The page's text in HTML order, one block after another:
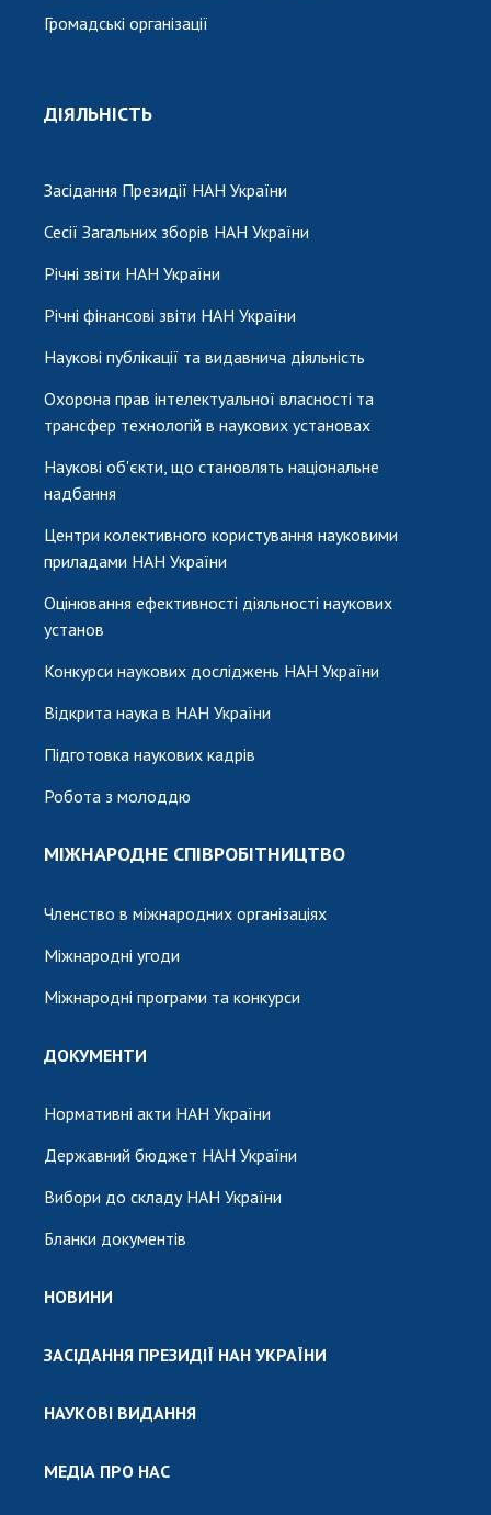
Громадські організації
ДІЯЛЬНІСТЬ
Засідання Президії НАН України
Сесії Загальних зборів НАН України
Річні звіти НАН України
Річні фінансові звіти НАН України
Наукові публікації та видавнича діяльність
Охорона прав інтелектуальної власності та
трансфер технологій в наукових установах
Наукові об'єкти, що становлять національне
надбання
Центри колективного користування науковими
приладами НАН України
Оцінювання ефективності діяльності наукових
установ
Конкурси наукових досліджень НАН України
Відкрита наука в НАН України
Підготовка наукових кадрів
Робота з молоддю
МІЖНАРОДНЕ СПІВРОБІТНИЦТВО
Членство в міжнародних організаціях
Міжнародні угоди
Міжнародні програми та конкурси
ДОКУМЕНТИ
Нормативні акти НАН України
Державний бюджет НАН України
Вибори до складу НАН України
Бланки документів
НОВИНИ
ЗАСІДАННЯ ПРЕЗИДІЇ НАН УКРАЇНИ
НАУКОВІ ВИДАННЯ
МЕДІА ПРО НАС